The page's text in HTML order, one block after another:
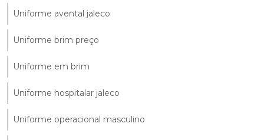
Uniforme avental jaleco
Uniforme brim preço
Uniforme em brim
Uniforme hospitalar jaleco
Uniforme operacional masculino